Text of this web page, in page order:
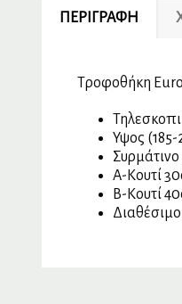
ΠΕΡΙΓΡΑΦΉ
Τροφοθήκη
Υψος
Α-Κουτί
B-Κουτί